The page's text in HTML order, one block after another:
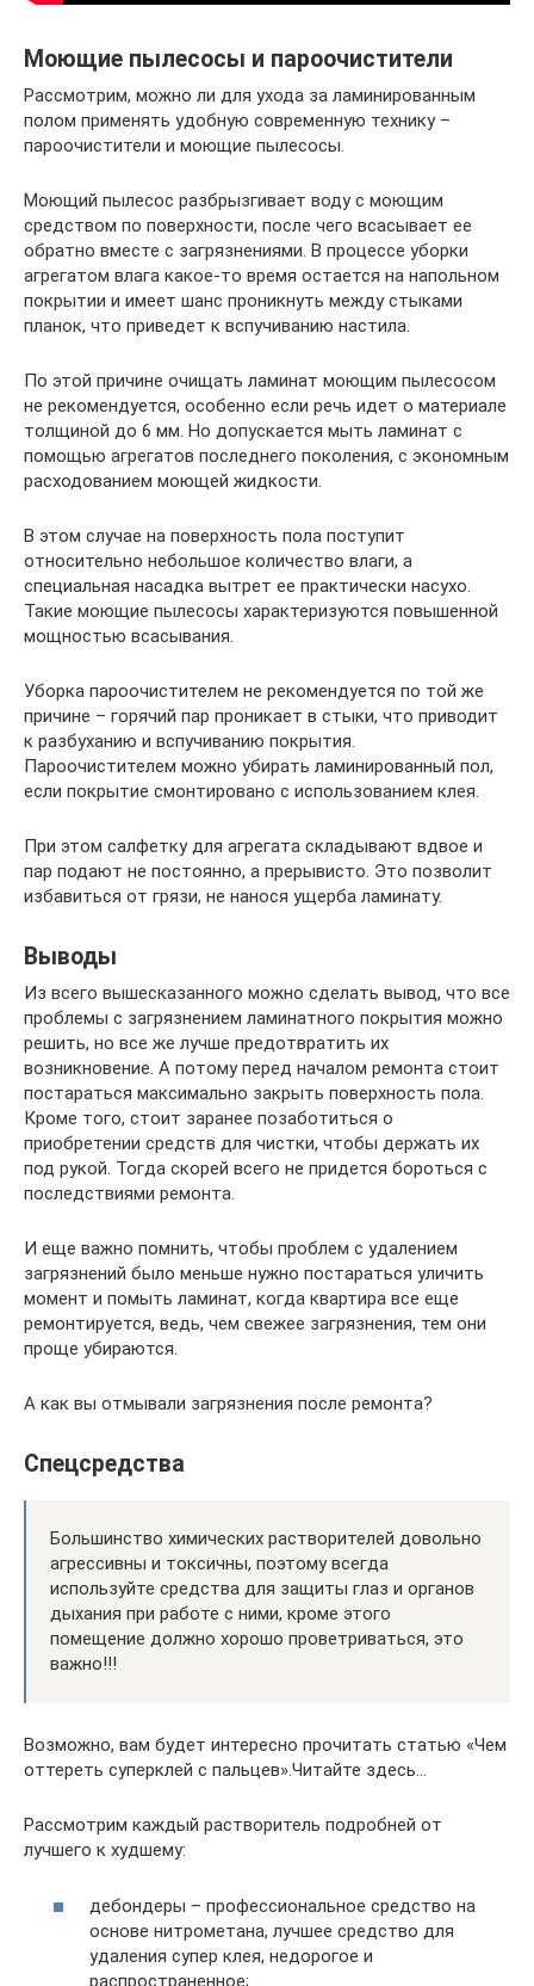
Моющие пылесосы и пароочистители
Рассмотрим, можно ли для ухода за ламинированным
полом применять удобную современную технику –
пароочистители и моющие пылесосы.
Моющий пылесос разбрызгивает воду с моющим
средством по поверхности, после чего всасывает ее
обратно вместе с загрязнениями. В процессе уборки
агрегатом влага какое-то время остается на напольном
покрытии и имеет шанс проникнуть между стыками
планок, что приведет к вспучиванию настила.
По этой причине очищать ламинат моющим пылесосом
не рекомендуется, особенно если речь идет о материале
толщиной до 6 мм. Но допускается мыть ламинат с
помощью агрегатов последнего поколения, с экономным
расходованием моющей жидкости.
В этом случае на поверхность пола поступит
относительно небольшое количество влаги, а
специальная насадка вытрет ее практически насухо.
Такие моющие пылесосы характеризуются повышенной
мощностью всасывания.
Уборка пароочистителем не рекомендуется по той же
причине – горячий пар проникает в стыки, что приводит
к разбуханию и вспучиванию покрытия.
Пароочистителем можно убирать ламинированный пол,
если покрытие смонтировано с использованием клея.
При этом салфетку для агрегата складывают вдвое и
пар подают не постоянно, а прерывисто. Это позволит
избавиться от грязи, не нанося ущерба ламинату.
Выводы
Из всего вышесказанного можно сделать вывод, что все
проблемы с загрязнением ламинатного покрытия можно
решить, но все же лучше предотвратить их
возникновение. А потому перед началом ремонта стоит
постараться максимально закрыть поверхность пола.
Кроме того, стоит заранее позаботиться о
приобретении средств для чистки, чтобы держать их
под рукой. Тогда скорей всего не придется бороться с
последствиями ремонта.
И еще важно помнить, чтобы проблем с удалением
загрязнений было меньше нужно постараться уличить
момент и помыть ламинат, когда квартира все еще
ремонтируется, ведь, чем свежее загрязнения, тем они
проще убираются.
А как вы отмывали загрязнения после ремонта?
Спецсредства
Большинство химических растворителей довольно
агрессивны и токсичны, поэтому всегда
используйте средства для защиты глаз и органов
дыхания при работе с ними, кроме этого
помещение должно хорошо проветриваться, это
важно!!!
Возможно, вам будет интересно прочитать статью «Чем
оттереть суперклей с пальцев».Читайте здесь…
Рассмотрим каждый растворитель подробней от
лучшего к худшему:
дебондеры – профессиональное средство на
основе нитрометана, лучшее средство для
удаления супер клея, недорогое и
распространенное;